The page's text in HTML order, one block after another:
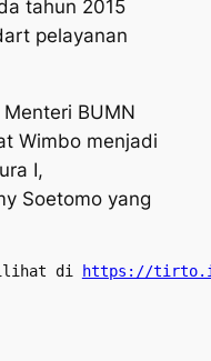
tahun 2015
pelayanan
BUMN
Wimbo menjadi
I,
Soetomo yang
di https://